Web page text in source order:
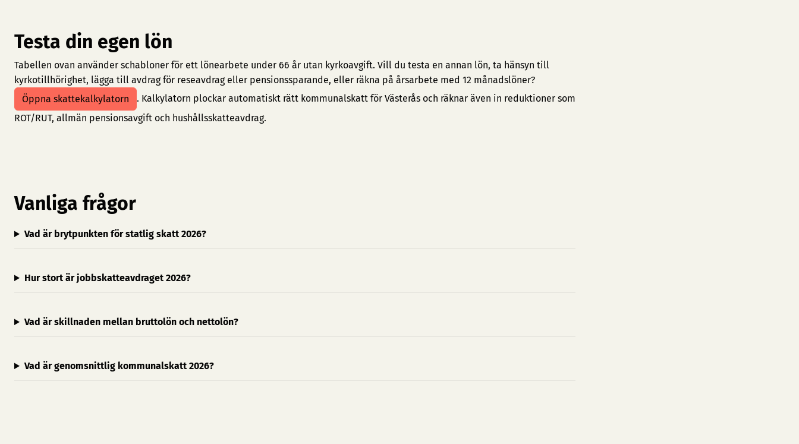
Testa din egen lön
Tabellen ovan använder schabloner för ett lönearbete under 66 år utan kyrkoavgift. Vill du testa en annan lön, ta hänsyn till
kyrkotillhörighet, lägga till avdrag för reseavdrag eller pensionssparande, eller räkna på årsarbete med 12 månadslöner?
Öppna skattekalkylatorn
. Kalkylatorn plockar automatiskt rätt kommunalskatt för Västerås och räknar även in reduktioner som
ROT/RUT, allmän pensionsavgift och hushållsskatteavdrag.
Vanliga frågor
Vad är brytpunkten för statlig skatt 2026?
Hur stort är jobbskatteavdraget 2026?
Vad är skillnaden mellan bruttolön och nettolön?
Vad är genomsnittlig kommunalskatt 2026?